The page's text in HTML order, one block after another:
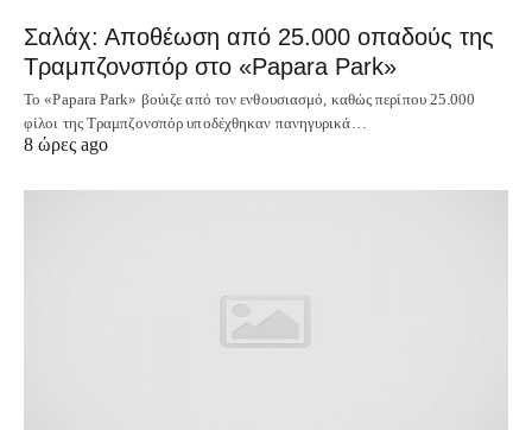
Σαλάχ: Αποθέωση από 25.000 οπαδούς της
Τραμπζονσπόρ στο «Papara Park»
Το «Papara Park» βούιζε από τον ενθουσιασμό, καθώς περίπου 25.000
φίλοι της Τραμπζονσπόρ υποδέχθηκαν πανηγυρικά…
8 ώρες ago